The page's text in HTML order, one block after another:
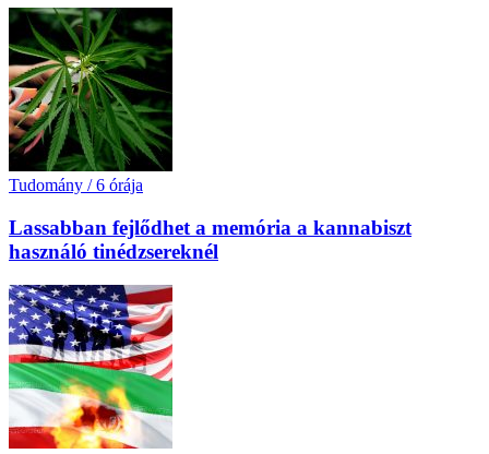
Tudomány / 6 órája
Lassabban fejlődhet a memória a kannabiszt
használó tinédzsereknél